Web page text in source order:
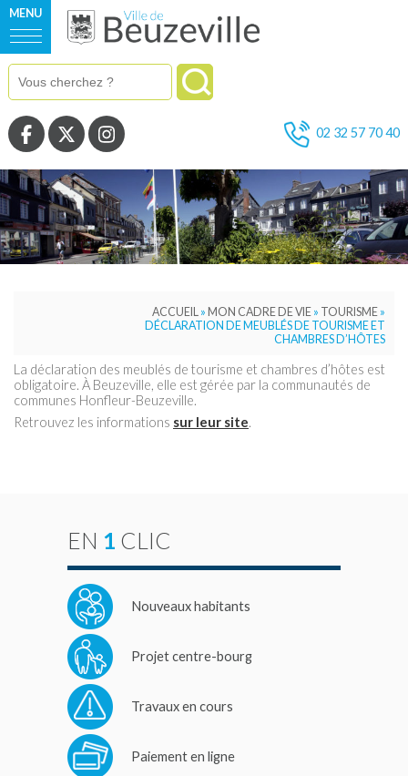
Voir la page Facebook
Voir la page Twitter
Voir la page Instagram 02 32 57 70 40
MENU
ACCUEIL » MON CADRE DE VIE » TOURISME »
DÉCLARATION DE MEUBLÉS DE TOURISME ET
CHAMBRES D’HÔTES
La déclaration des meublés de tourisme et chambres d’hôtes est
obligatoire. À Beuzeville, elle est gérée par la communautés de
communes Honfleur-Beuzeville.
Retrouvez les informations sur leur site.
EN 1 CLIC
Nouveaux habitants
Projet centre-bourg
Travaux en cours
Paiement en ligne